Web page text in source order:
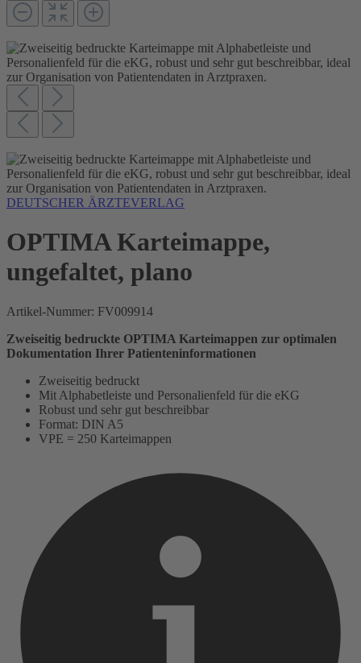
DEUTSCHER ÄRZTEVERLAG
OPTIMA Karteimappe,
ungefaltet, plano
Artikel-Nummer: FV009914
Zweiseitig bedruckte OPTIMA Karteimappen zur optimalen
Dokumentation Ihrer Patienteninformationen
Zweiseitig bedruckt
Mit Alphabetleiste und Personalienfeld für die eKG
Robust und sehr gut beschreibbar
Format: DIN A5
VPE = 250 Karteimappen